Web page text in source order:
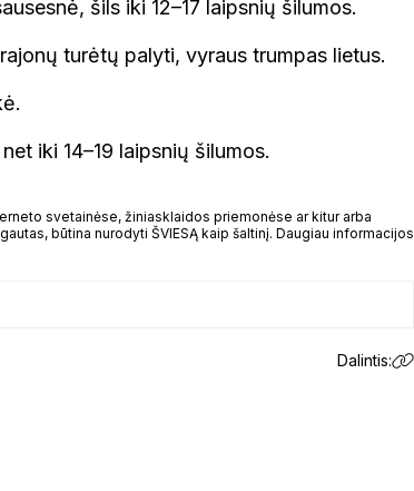
šils iki 12–17 laipsnių šilumos.
turėtų palyti, vyraus trumpas lietus.
iki 14–19 laipsnių šilumos.
svetainėse, žiniasklaidos priemonėse ar kitur arba
būtina nurodyti ŠVIESĄ kaip šaltinį. Daugiau informacijos
Dalintis: